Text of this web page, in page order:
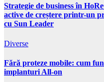
Strategie de business în
active de creștere printr-un
cu Sun Leader
Diverse
Fără proteze mobile: cum
implanturi All-on